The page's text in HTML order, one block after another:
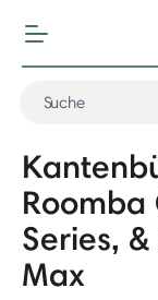
Series,
Max